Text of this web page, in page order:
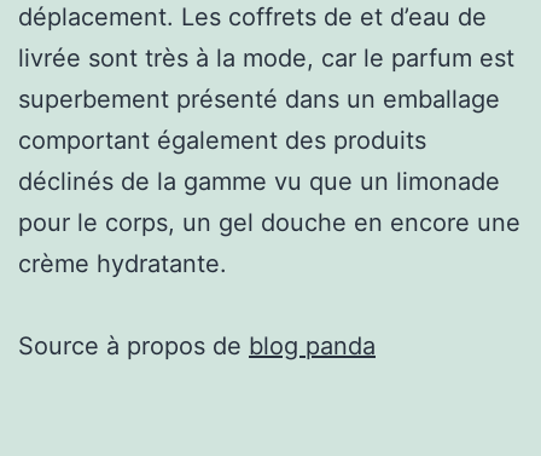
déplacement. Les coffrets de et d’eau de
livrée sont très à la mode, car le parfum est
superbement présenté dans un emballage
comportant également des produits
déclinés de la gamme vu que un limonade
pour le corps, un gel douche en encore une
crème hydratante.
Source à propos de blog panda